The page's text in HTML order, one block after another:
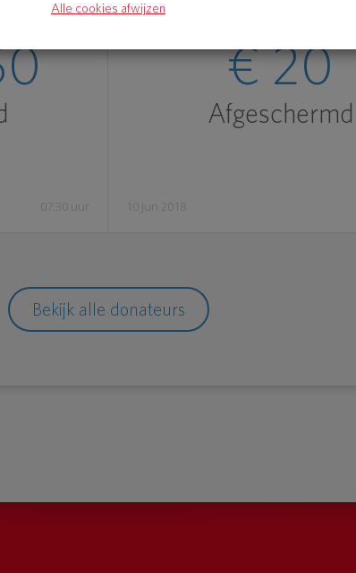
07:30 uur
€ 20
Afgeschermd
10 Jun 2018
Bekijk alle donateurs
Alle cookies afwijzen